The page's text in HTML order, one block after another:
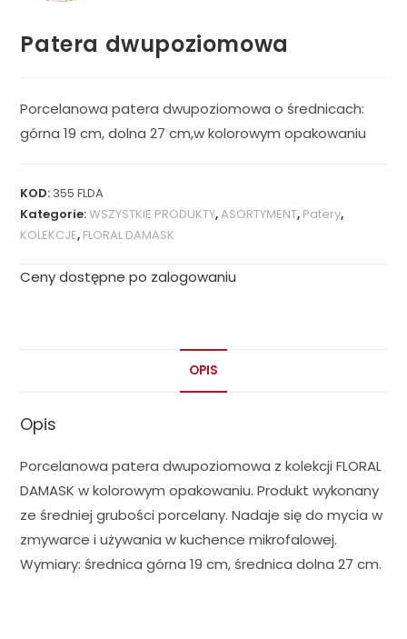
Patera dwupoziomowa
Porcelanowa patera dwupoziomowa o średnicach:
górna 19 cm, dolna 27 cm,w kolorowym opakowaniu
KOD: 355 FLDA
Kategorie:WSZYSTKIE PRODUKTY,ASORTYMENT, Patery,
KOLEKCJE, FLORAL DAMASK
Ceny dostępne po zalogowaniu
OPIS
Opis
Porcelanowa patera dwupoziomowa z kolekcji FLORAL
DAMASK w kolorowym opakowaniu. Produkt wykonany
ze średniej grubości porcelany. Nadaje się do mycia w
zmywarce i używania w kuchence mikrofalowej.
Wymiary: średnica górna 19 cm, średnica dolna 27 cm.